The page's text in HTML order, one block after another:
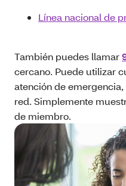
Línea nacional de
También puedes llamar
cercano. Puede utilizar
atención de
red. Simplemente
de miembro.